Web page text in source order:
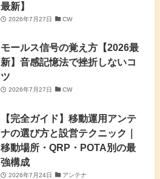
最新】
2026年7月27日 CW
モールス信号の覚え方【2026最
新】音感記憶法で挫折しないコ
ツ
2026年7月27日 CW
【完全ガイド】移動運用アンテ
ナの選び方と設営テクニック｜
移動場所・QRP・POTA別の最
強構成
2026年7月24日 アンテナ